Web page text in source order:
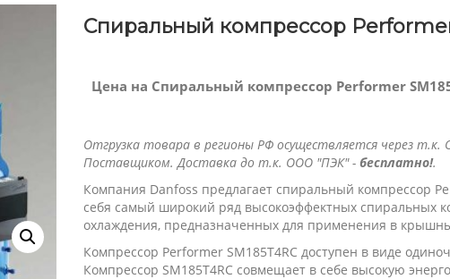
Спиральный компрессор Performer
Цена на Спиральный компрессор Performer
Отгрузка товара в регионы РФ осуществляется через
Поставщиком. Доставка до т.к. ООО "ПЭК" - бесплатно!.
Компания Danfoss предлагает спиральный компрессор
себя самый широкий ряд высокоэффектных спиральных
охлаждения, предназначенных для применения в
Компрессор Performer SM185T4RC доступен в виде
Компрессор SM185T4RC совмещает в себе высокую